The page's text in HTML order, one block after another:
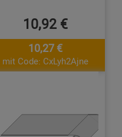
10,92 €
10,27 €
mit Code: CxLyh2Ajne